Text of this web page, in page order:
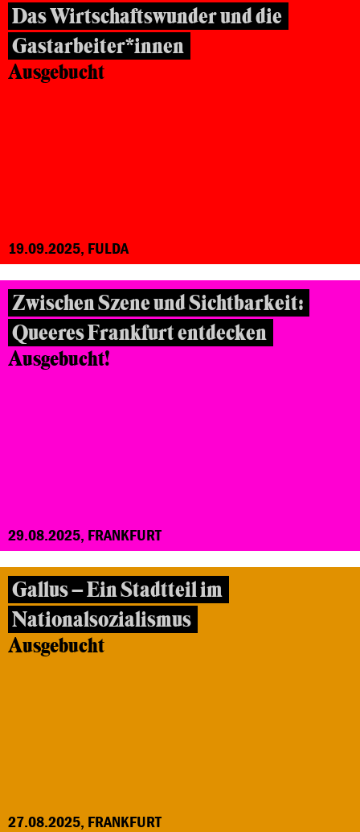
Das Wirtschaftswunder und die
Gastarbeiter*innen
Ausgebucht
19.09.2025, FULDA
Zwischen Szene und Sichtbarkeit:
Queeres Frankfurt entdecken
Ausgebucht!
29.08.2025, FRANKFURT
Gallus – Ein Stadtteil im
Nationalsozialismus
Ausgebucht
27.08.2025, FRANKFURT